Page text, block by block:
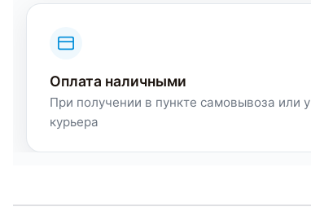
Оплата наличными
При получении в пункте самовывоза или у
курьера